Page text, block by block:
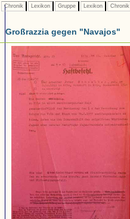
Chronik Lexikon Gruppe Lexikon Chronik
Großrazzia gegen "Navajos"